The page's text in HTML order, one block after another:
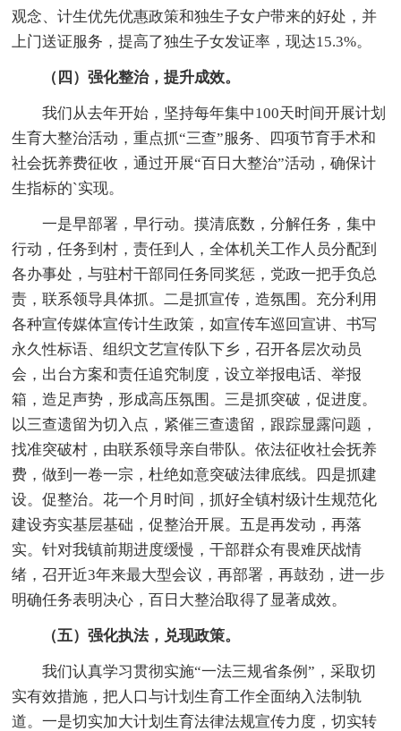
观念、计生优先优惠政策和独生子女户带来的好处，并
上门送证服务，提高了独生子女发证率，现达15.3%。
（四）强化整治，提升成效。
我们从去年开始，坚持每年集中100天时间开展计划
生育大整治活动，重点抓“三查”服务、四项节育手术和
社会抚养费征收，通过开展“百日大整治”活动，确保计
生指标的`实现。
一是早部署，早行动。摸清底数，分解任务，集中
行动，任务到村，责任到人，全体机关工作人员分配到
各办事处，与驻村干部同任务同奖惩，党政一把手负总
责，联系领导具体抓。二是抓宣传，造氛围。充分利用
各种宣传媒体宣传计生政策，如宣传车巡回宣讲、书写
永久性标语、组织文艺宣传队下乡，召开各层次动员
会，出台方案和责任追究制度，设立举报电话、举报
箱，造足声势，形成高压氛围。三是抓突破，促进度。
以三查遗留为切入点，紧催三查遗留，跟踪显露问题，
找准突破村，由联系领导亲自带队。依法征收社会抚养
费，做到一卷一宗，杜绝如意突破法律底线。四是抓建
设。促整治。花一个月时间，抓好全镇村级计生规范化
建设夯实基层基础，促整治开展。五是再发动，再落
实。针对我镇前期进度缓慢，干部群众有畏难厌战情
绪，召开近3年来最大型会议，再部署，再鼓劲，进一步
明确任务表明决心，百日大整治取得了显著成效。
（五）强化执法，兑现政策。
我们认真学习贯彻实施“一法三规省条例”，采取切
实有效措施，把人口与计划生育工作全面纳入法制轨
道。一是切实加大计划生育法律法规宣传力度，切实转